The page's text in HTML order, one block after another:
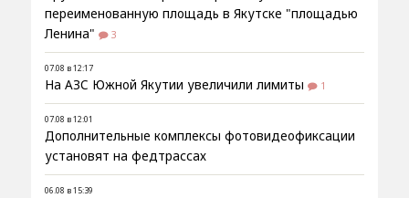
переименованную площадь в Якутске "площадью
Ленина"
3
07.08 в 12:17
На АЗС Южной Якутии увеличили лимиты 1
07.08 в 12:01
Дополнительные комплексы фотовидеофиксации
установят на федтрассах
06.08 в 15:39